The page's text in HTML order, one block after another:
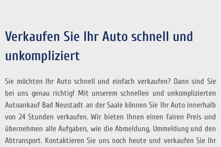
Verkaufen Sie Ihr Auto schnell und
unkompliziert
Sie möchten Ihr Auto schnell und einfach verkaufen? Dann sind Sie
bei uns genau richtig! Mit unserem schnellen und unkomplizierten
Autoankauf Bad Neustadt an der Saale können Sie Ihr Auto innerhalb
von 24 Stunden verkaufen. Wir bieten Ihnen einen fairen Preis und
übernehmen alle Aufgaben, wie die Abmeldung, Ummeldung und den
Abtransport. Kontaktieren Sie uns noch heute und verkaufen Sie Ihr